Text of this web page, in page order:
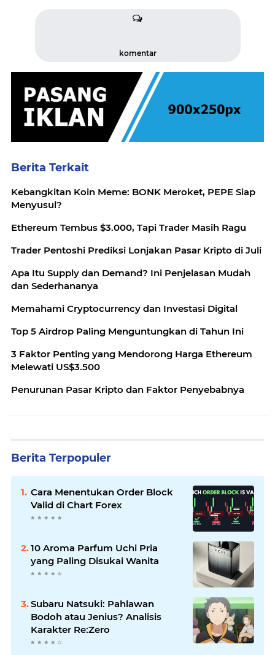
komentar
Berita Terkait
Kebangkitan Koin Meme: BONK Meroket, PEPE Siap
Menyusul?
Ethereum Tembus $3.000, Tapi Trader Masih Ragu
Trader Pentoshi Prediksi Lonjakan Pasar Kripto di Juli
Apa Itu Supply dan Demand? Ini Penjelasan Mudah
dan Sederhananya
Memahami Cryptocurrency dan Investasi Digital
Top 5 Airdrop Paling Menguntungkan di Tahun Ini
3 Faktor Penting yang Mendorong Harga Ethereum
Melewati US$3.500
Penurunan Pasar Kripto dan Faktor Penyebabnya
Berita Terpopuler
Cara Menentukan Order Block
Valid di Chart Forex
10 Aroma Parfum Uchi Pria
yang Paling Disukai Wanita
Subaru Natsuki: Pahlawan
Bodoh atau Jenius? Analisis
Karakter Re:Zero